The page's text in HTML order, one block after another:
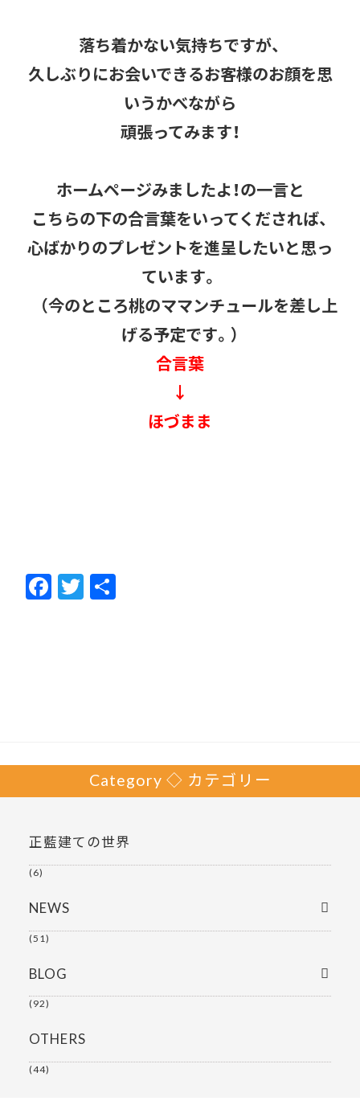
落ち着かない気持ちですが、
久しぶりにお会いできるお客様のお顔を思
いうかべながら
頑張ってみます！
ホームページみましたよ！の一言と
こちらの下の合言葉をいってくだされば、
心ばかりのプレゼントを進呈したいと思っ
ています。
（今のところ桃のママンチュールを差し上
げる予定です。）
合言葉
↓
ほづまま
F
ac
T
w
Category ◇ カテゴリー
正藍建ての世界
(6)
NEWS
(51)
BLOG
(92)
OTHERS
(44)